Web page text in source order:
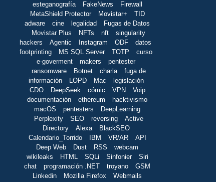
esteganografía
FakeNews
Firewall
MetaShield Protector
Movistar+
TID
adware
cine legalidad
Fugas de Datos
Movistar Plus
NFTs nft
singularity
hackers
Agentic Instagram ODF
datos
footprinting
MS SQL Server TOTP
curso
e-goverment
makers
pentester
ransomware
Botnet charla
fuga de
información
LOPD Mac
legislación
CDO
DeepSeek cómic VPN
Voip
documentación
ethereum
hacktivismo
macOS
pentesters
DeepLearning
Perplexity
SEO reversing
Active
Directory
Alexa
BlackSEO
Calendario_Torrido
IBM VR/AR
API
Deep Web
Dust RSS
webcam
wikileaks
HTML SQLi Sinfonier
Siri
chat
programación .NET troyano
GSM
Linkedin
Mozilla Firefox
Webmails